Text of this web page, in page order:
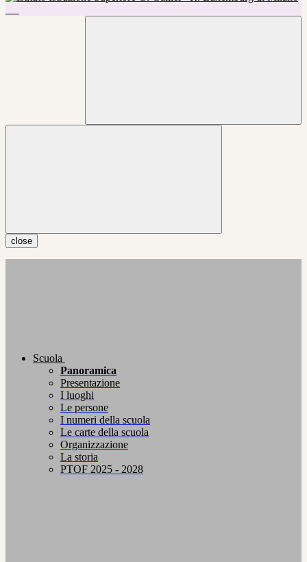
close
Scuola
Panoramica
Presentazione
I luoghi
Le persone
I numeri della scuola
Le carte della scuola
Organizzazione
La storia
PTOF 2025 - 2028